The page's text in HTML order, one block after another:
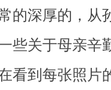
的深厚的，从
些关于母亲辛
看到每张照片